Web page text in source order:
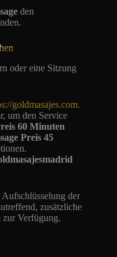
den
oder eine Sitzung
goldmasajes.com.
um den Service
60 Minuten
Preis 45
der
zusätzliche
Verfügung.